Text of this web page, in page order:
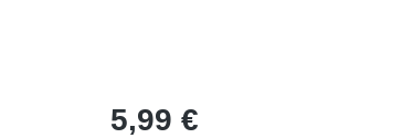
Regulärer Preis:
5,99 €